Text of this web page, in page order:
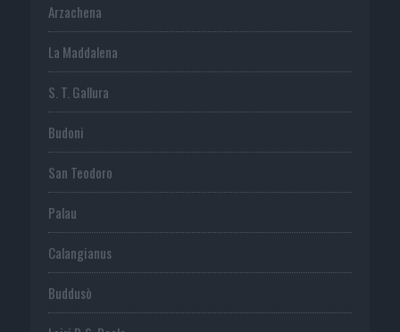
Arzachena
La Maddalena
S. T. Gallura
Budoni
San Teodoro
Palau
Calangianus
Buddusò